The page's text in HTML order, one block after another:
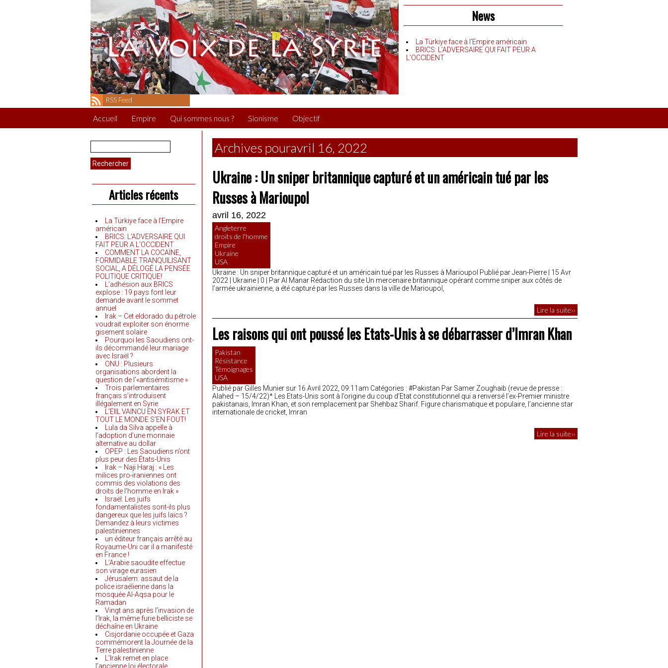
News
La Türkiye face à l’Empire américain
BRICS: L’ADVERSAIRE QUI FAIT PEUR A
L’OCCIDENT
RSS Feed
Accueil Empire Qui sommes nous ? Sionisme Objectif
Rechercher :
Articles récents
La Türkiye face à l’Empire
américain
BRICS: L’ADVERSAIRE QUI
FAIT PEUR A L’OCCIDENT
COMMENT LA COCAÏNE,
FORMIDABLE TRANQUILISANT
SOCIAL, A DÉLOGÉ LA PENSÉE
POLITIQUE CRITIQUE!
L’adhésion aux BRICS
explose : 19 pays font leur
demande avant le sommet
annuel
Irak – Cet eldorado du pétrole
voudrait exploiter son énorme
gisement solaire
Pourquoi les Saoudiens ont-
ils décommandé leur mariage
avec Israël ?
ONU : Plusieurs
organisations abordent la
question de l’«antisémitisme »
Trois parlementaires
français s’introduisent
illégalement en Syrie
L’EIIL VAINCU EN SYRAK ET
TOUT LE MONDE S’EN FOUT!
Lula da Silva appelle à
l’adoption d’une monnaie
alternative au dollar
OPEP : Les Saoudiens n’ont
plus peur des États-Unis
Irak – Naji Haraj : « Les
milices pro-iraniennes ont
commis des violations des
droits de l’homme en Irak »
Israël: Les juifs
fondamentalistes sont-ils plus
dangereux que les juifs laïcs ?
Demandez à leurs victimes
palestiniennes
un éditeur français arrêté au
Royaume-Uni car il a manifesté
en France !
L’Arabie saoudite effectue
son virage eurasien
Jérusalem: assaut de la
police israélienne dans la
mosquée Al-Aqsa pour le
Ramadan
Vingt ans après l’invasion de
l’Irak, la même furie belliciste se
déchaîne en Ukraine
Cisjordanie occupée et Gaza
commémorent la Journée de la
Terre palestinienne
L’Irak remet en place
l’ancienne loi électorale
Archives pouravril 16, 2022
Ukraine : Un sniper britannique capturé et un américain tué par les
Russes à Marioupol
avril 16, 2022
Angleterre
droits de l'homme
Empire
Ukraine
USA
Ukraine : Un sniper britannique capturé et un américain tué par les Russes à Marioupol Publié par Jean-Pierre | 15 Avr
2022 | Ukraine | 0 | Par Al Manar Rédaction du site Un mercenaire britannique opérant comme sniper aux côtés de
l’armée ukrainienne, a été capturé par les Russes dans la ville de Marioupol,
Lire la suite››
Les raisons qui ont poussé les Etats-Unis à se débarrasser d’Imran Khan
Pakistan
Résistance
Témoignages
USA
Publié par Gilles Munier sur 16 Avril 2022, 09:11am Catégories : #Pakistan Par Samer Zoughaib (revue de presse :
Alahed – 15/4/22)* Les Etats-Unis sont à l’origine du coup d’Etat constitutionnel qui a renversé l’ex-Premier ministre
pakistanais, Imran Khan, et son remplacement par Shehbaz Sharif. Figure charismatique et populaire, l’ancienne star
internationale de cricket, Imran
Lire la suite››